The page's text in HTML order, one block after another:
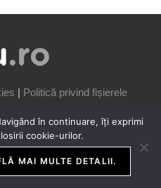
| Politică privind fișierele
| 2006-2026
în continuare, îți exprimi
cookie-urilor.
MAI MULTE DETALII.